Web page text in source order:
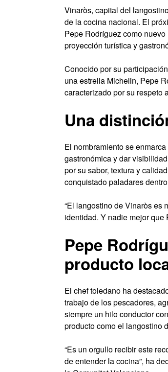
Vinaròs, capital del
de la cocina nacional. El
Pepe Rodríguez como
proyección turística y
Conocido por su
una estrella Michelin, Pepe
caracterizado por su respeto
Una
El nombramiento se
gastronómica y dar
por su sabor, textura y
conquistado paladares
“El langostino de Vinaròs es
identidad. Y nadie mejor que
Pepe
producto
El chef toledano ha
trabajo de los pescadores,
siempre un hilo conductor
producto como el langostino
“Es un orgullo recibir este
de entender la cocina”, ha